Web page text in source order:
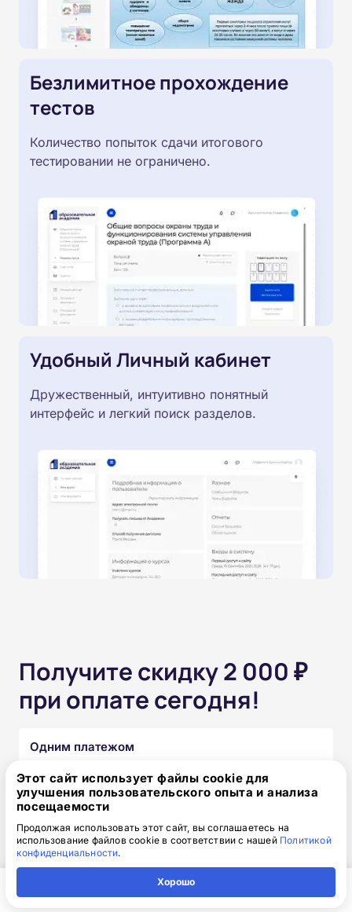
Безлимитное прохождение
тестов
Количество попыток сдачи итогового
тестировании не ограничено.
Удобный Личный кабинет
Дружественный, интуитивно понятный
интерфейс и легкий поиск разделов.
Получите скидку 2 000 ₽
при оплате сегодня!
Одним платежом
от 15 850 ₽ 17 850 ₽ скидка: 2 000 ₽
Частями без переплат
от 1 320₽
Узнать подробнее
Этот сайт использует файлы cookie для
улучшения пользовательского опыта и анализа
посещаемости
Продолжая использовать этот сайт, вы соглашаетесь на
использование файлов cookie в соответствии с нашей Политикой
конфиденциальности.
Хорошо